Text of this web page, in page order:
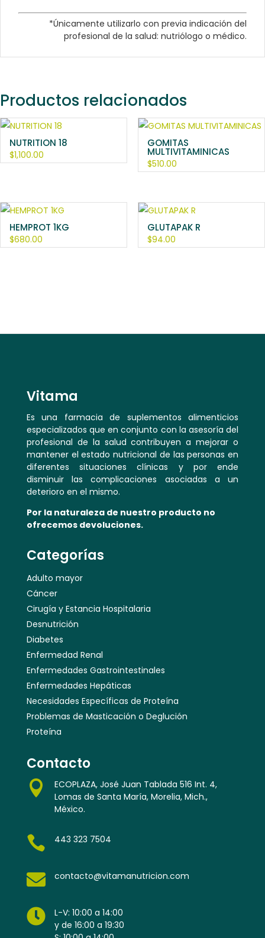
*Únicamente utilizarlo con previa indicación del
profesional de la salud: nutriólogo o médico.
Productos relacionados
NUTRITION 18
$1,100.00
GOMITAS
MULTIVITAMINICAS
$510.00
HEMPROT 1KG
$680.00
GLUTAPAK R
$94.00
Vitama
Es una farmacia de suplementos alimenticios
especializados que en conjunto con la asesoría del
profesional de la salud contribuyen a mejorar o
mantener el estado nutricional de las personas en
diferentes situaciones clínicas y por ende
disminuir las complicaciones asociadas a un
deterioro en el mismo.
Por la naturaleza de nuestro producto no
ofrecemos devoluciones.
Categorías
Adulto mayor
Cáncer
Cirugía y Estancia Hospitalaria
Desnutrición
Diabetes
Enfermedad Renal
Enfermedades Gastrointestinales
Enfermedades Hepáticas
Necesidades Específicas de Proteína
Problemas de Masticación o Deglución
Proteína
Contacto

ECOPLAZA, José Juan Tablada 516 Int. 4,
Lomas de Santa María, Morelia, Mich.,
México.
 443 323 7504
 contacto@vitamanutricion.com

L-V: 10:00 a 14:00
y de 16:00 a 19:30